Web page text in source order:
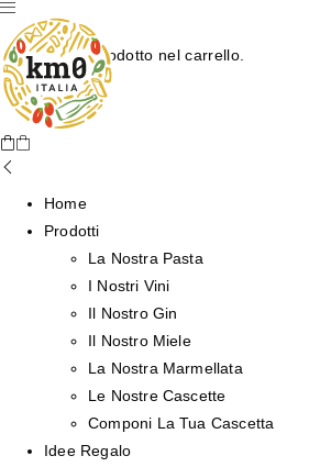
Nessun prodotto nel carrello.
Home
Prodotti
La Nostra Pasta
I Nostri Vini
Il Nostro Gin
Il Nostro Miele
La Nostra Marmellata
Le Nostre Cascette
Componi La Tua Cascetta
Idee Regalo